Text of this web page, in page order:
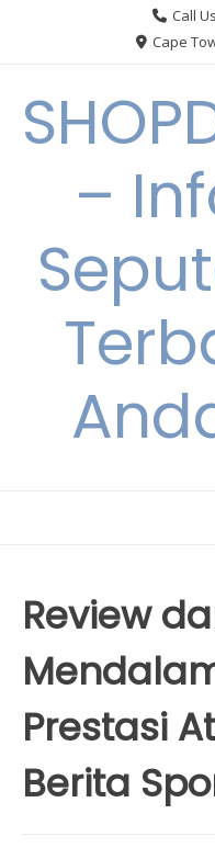
Call
Cape
–
Review
Prestasi
Berita